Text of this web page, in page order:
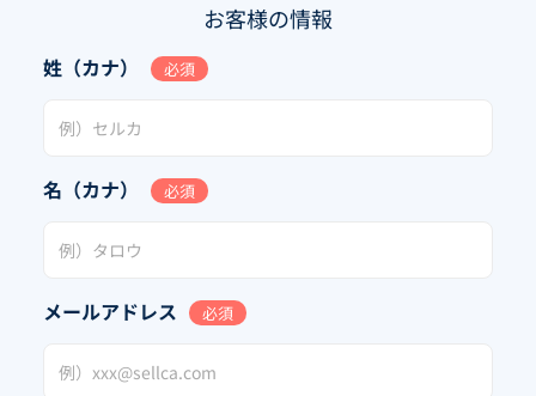
お客様の情報
姓（カナ） 必須
名（カナ） 必須
メールアドレス 必須